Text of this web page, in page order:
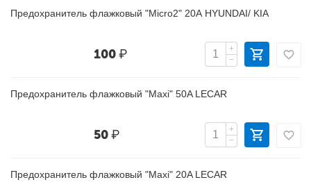
Предохранитель флажковый "Micro2" 20А HYUNDAI/ KIA
100₽
+
−
Предохранитель флажковый "Maxi" 50A LECAR
50₽
+
−
Предохранитель флажковый "Maxi" 20A LECAR